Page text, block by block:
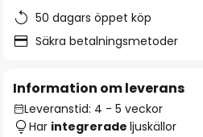
50 dagars öppet köp
Säkra betalningsmetoder
Information om leverans
Leveranstid: 4 - 5 veckor
Har integrerade ljuskällor